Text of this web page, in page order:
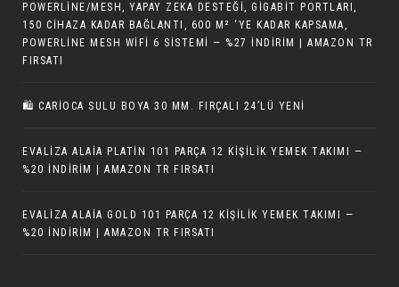
POWERLINE/MESH, YAPAY ZEKA DESTEĞI, GIGABIT PORTLARI,
150 CIHAZA KADAR BAĞLANTI, 600 M² ‘YE KADAR KAPSAMA,
POWERLINE MESH WIFI 6 SISTEMI — %27 İNDIRIM | AMAZON TR
FIRSATI
🛍️ CARIOCA SULU BOYA 30 MM. FIRÇALI 24’LÜ YENI
EVALIZA ALAIA PLATIN 101 PARÇA 12 KIŞILIK YEMEK TAKIMI —
%20 İNDIRIM | AMAZON TR FIRSATI
EVALIZA ALAIA GOLD 101 PARÇA 12 KIŞILIK YEMEK TAKIMI —
%20 İNDIRIM | AMAZON TR FIRSATI